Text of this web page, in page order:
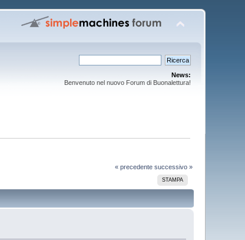
News:
Benvenuto nel nuovo Forum di Buonalettura!
« precedente successivo »
STAMPA